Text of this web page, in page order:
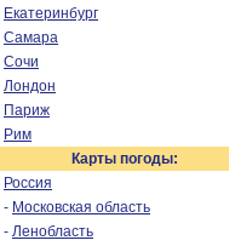
Екатеринбург
Самара
Сочи
Лондон
Париж
Рим
Карты погоды:
Россия
- Московская область
- Ленобласть